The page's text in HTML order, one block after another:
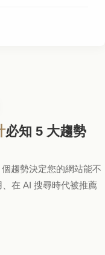
必知 5 大趨勢
趨勢決定您的網站能不
在 AI 搜尋時代被推薦